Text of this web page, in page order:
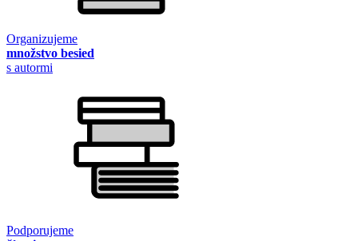
Organizujeme
množstvo besied
s autormi
Podporujeme